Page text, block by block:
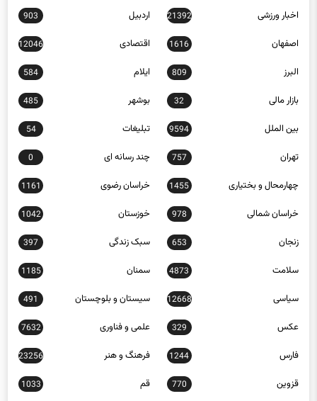
اخبار ورزشی 21392 اردبیل 903
اصفهان 1616 اقتصادی 12046
البرز 809 ایلام 584
بازار مالی 32 بوشهر 485
بین الملل 9594 تبلیغات 54
تهران 757 چند رسانه ای 0
چهارمحال و بختیاری 1455 خراسان رضوی 1161
خراسان شمالی 978 خوزستان 1042
زنجان 653 سبک زندگی 397
سلامت 4873 سمنان 1185
سیاسی 12668 سیستان و بلوچستان 491
عکس 329 علمی و فناوری 7632
فارس 1244 فرهنگ و هنر 23256
قزوین 770 قم 1033